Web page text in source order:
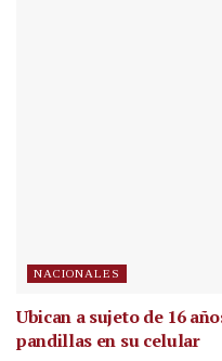
NACIONALES
Ubican a sujeto de 16
pandillas en su celular